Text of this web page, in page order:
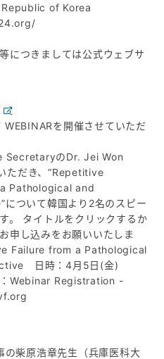
of Korea
につきましては公式ウェブサ
を開催させていただ
SecretaryのDr. Jei Won
ただき、“Repetitive
Pathological and
ついて韓国より2名のスピー
。 タイトルをクリックするか
申し込みをお願いいたしま
Failure from a Pathological
日時：4月5日(金)
Webinar Registration -
の柴原浩章先生（兵庫医科大